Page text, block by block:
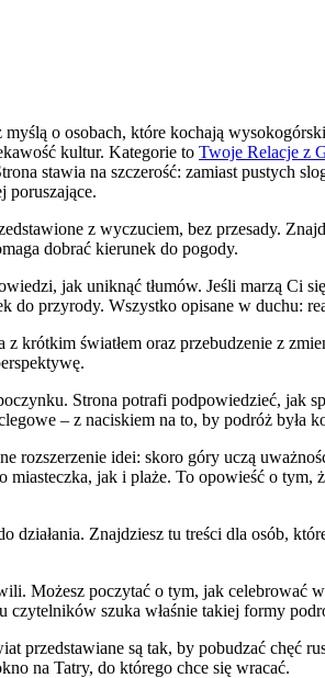
o osobach, które kochają
kultur. Kategorie to Twoje Relacje z
stawia na szczerość: zamiast pustych
poruszające.
z wyczuciem, bez przesady.
dobrać kierunek do pogody.
jak uniknąć tłumów. Jeśli marzą Ci
do przyrody. Wszystko opisane w duchu:
krótkim światłem oraz przebudzenie z
Strona potrafi podpowiedzieć, jak
– z naciskiem na to, by podróż była
rozszerzenie idei: skoro góry uczą
jak i plaże. To opowieść o tym,
działania. Znajdziesz tu treści dla osób,
Możesz poczytać o tym, jak celebrować
szuka właśnie takiej formy
przedstawiane są tak, by pobudzać chęć
na Tatry, do którego chce się wracać.